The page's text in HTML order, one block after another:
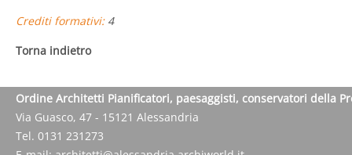
Crediti formativi:4
Torna indietro
Ordine Architetti Pianificatori, paesaggisti, conservatori della
Via Guasco, 47 - 15121 Alessandria
Tel. 0131 231273